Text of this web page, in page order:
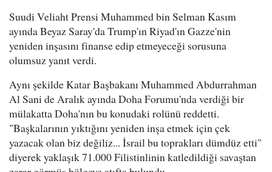
Suudi Veliaht Prensi Muhammed bin Selman Kasım
ayında Beyaz Saray'da Trump'ın Riyad'ın Gazze'nin
yeniden inşasını finanse edip etmeyeceği sorusuna
olumsuz yanıt verdi.
Aynı şekilde Katar Başbakanı Muhammed Abdurrahman
Al Sani de Aralık ayında Doha Forumu'nda verdiği bir
mülakatta Doha'nın bu konudaki rolünü reddetti.
"Başkalarının yıktığını yeniden inşa etmek için çek
yazacak olan biz değiliz... İsrail bu toprakları dümdüz etti"
diyerek yaklaşık 71.000 Filistinlinin katledildiği savaştan